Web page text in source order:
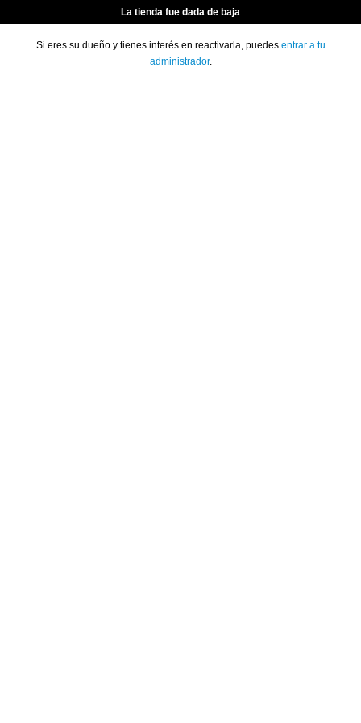
La tienda fue dada de baja
Si eres su dueño y tienes interés en reactivarla, puedes entrar a tu
administrador.